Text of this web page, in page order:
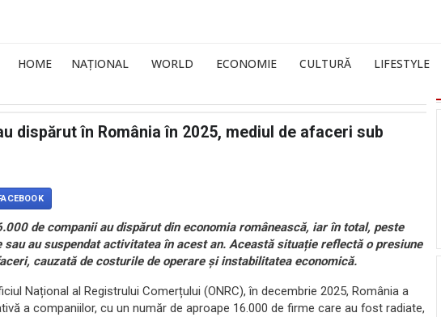
HOME NAȚIONAL WORLD ECONOMIE CULTURĂ LIFESTYLE
dispărut în România în 2025, mediul de afaceri sub
de companii au dispărut din economia românească, iar în total, peste
au suspendat activitatea în acest an. Această situație reflectă o presiune
cauzată de costurile de operare și instabilitatea economică.
Național al Registrului Comerțului (ONRC), în decembrie 2025, România a
a companiilor, cu un număr de aproape 16.000 de firme care au fost radiate,